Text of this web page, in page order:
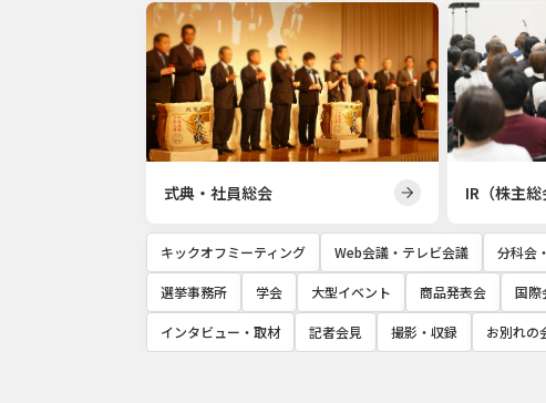
式典・社員総会 IR（株主総
キックオフミーティング Web会議・テレビ会議 分科会
選挙事務所 学会 大型イベント 商品発表会 国際
インタビュー・取材 記者会見 撮影・収録 お別れの